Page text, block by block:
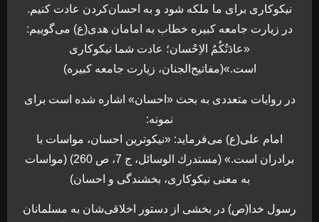
نيكوكاری برای ما ملكه شود و به احسان‌كردن عادت كنيم.
در زيارت جامعه كبيره خطاب به امامان هدی(ع) می‌گوييم:
«عادَتُكُمُ الاِحْسان؛ عادت شما نيكوكاری
است.»(مفاتيح‌الجنان،‌ زيارت جامعه كبيره)
در روايات متعددی به بحث «احسان» اشاره شده است برای
نمونه:
امام علی(ع) می‌فرمايد: «نيكوترين احسان، مواسات با
برادران است.» (مستدرك الوسائل، ج 7، ص 260) (مواسات
به معنی نيكوكاری، بخشندگی و احسان)
رسول خدا(ص) در بخشی از دستور اخلاقی‌شان به مسلمانان